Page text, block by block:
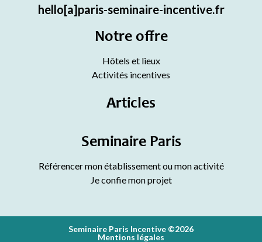
hello[a]paris-seminaire-incentive.fr
Notre offre
Hôtels et lieux
Activités incentives
Articles
Seminaire Paris
Référencer mon établissement ou mon activité
Je confie mon projet
Seminaire Paris Incentive ©2026
Mentions légales